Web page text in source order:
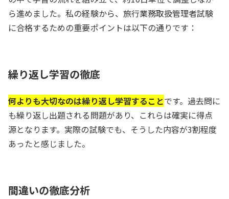
ら進めました。私の経験から、旅行業務取扱管理者試験
に合格するための重要ポイントは以下の通りです：
繰り返し学習の徹底
何よりも大切なのは繰り返し学習することです。過去問に
も繰り返し出題される問題があり、これらは確実に得点
源となります。実際の試験でも、そうした内容が3割程度
あったと感じました。
間違いの徹底分析